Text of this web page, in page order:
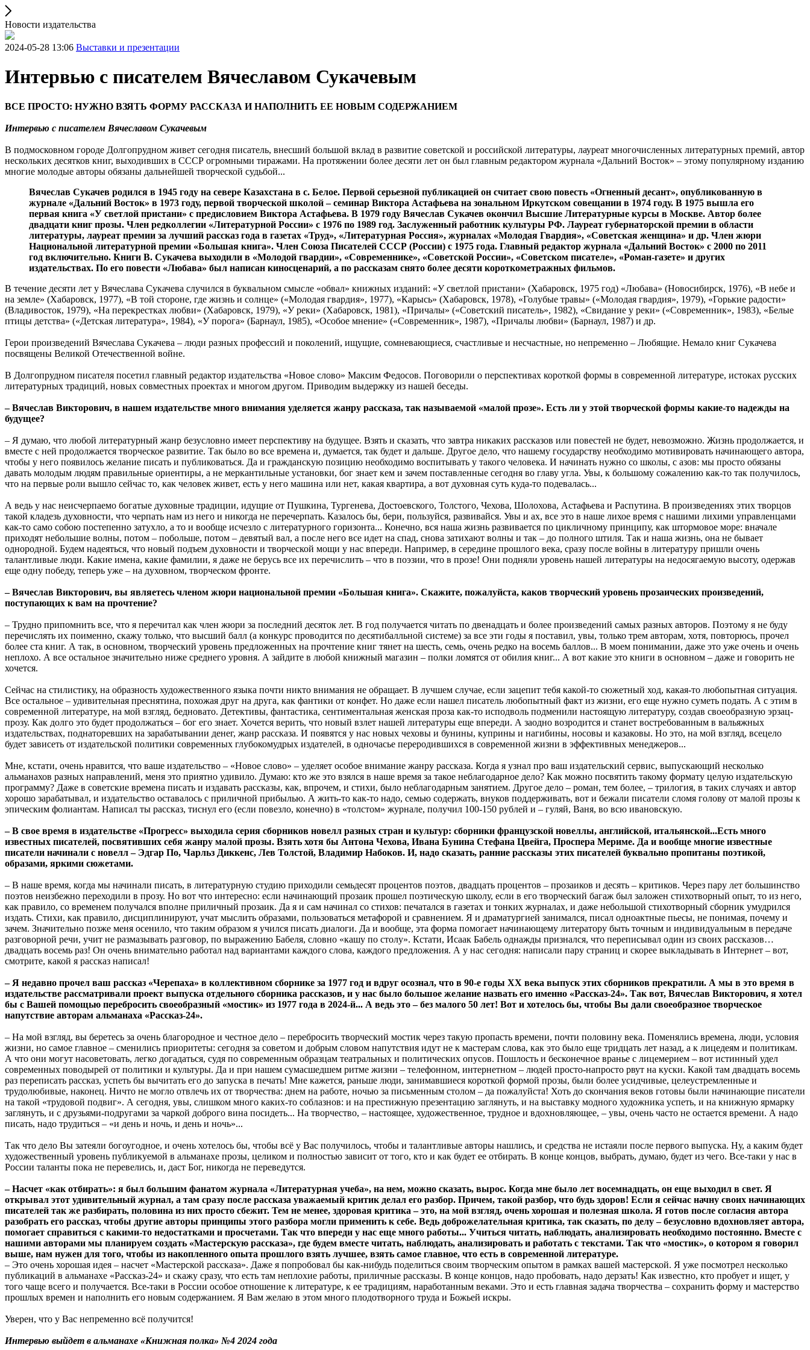
Новости издательства
2024-05-28 13:06 Выставки и презентации
Интервью с писателем Вячеславом Сукачевым
ВСЕ ПРОСТО: НУЖНО ВЗЯТЬ ФОРМУ РАССКАЗА И НАПОЛНИТЬ ЕЕ НОВЫМ СОДЕРЖАНИЕМ
Интервью с писателем Вячеславом Сукачевым
В подмосковном городе Долгопрудном живет сегодня писатель, внесший большой вклад в развитие советской и российской литературы, лауреат многочисленных литературных премий, автор
нескольких десятков книг, выходивших в СССР огромными тиражами. На протяжении более десяти лет он был главным редактором журнала «Дальний Восток» – этому популярному изданию
многие молодые авторы обязаны дальнейшей творческой судьбой...
Вячеслав Сукачев родился в 1945 году на севере Казахстана в с. Белое. Первой серьезной публикацией он считает свою повесть «Огненный десант», опубликованную в
журнале «Дальний Восток» в 1973 году, первой творческой школой – семинар Виктора Астафьева на зональном Иркутском совещании в 1974 году. В 1975 вышла его
первая книга «У светлой пристани» с предисловием Виктора Астафьева. В 1979 году Вячеслав Сукачев окончил Высшие Литературные курсы в Москве. Автор более
двадцати книг прозы. Член редколлегии «Литературной России» с 1976 по 1989 год. Заслуженный работник культуры РФ. Лауреат губернаторской премии в области
литературы, лауреат премии за лучший рассказ года в газетах «Труд», «Литературная Россия», журналах «Молодая Гвардия», «Советская женщина» и др. Член жюри
Национальной литературной премии «Большая книга». Член Союза Писателей СССР (России) с 1975 года. Главный редактор журнала «Дальний Восток» с 2000 по 2011
год включительно. Книги В. Сукачева выходили в «Молодой гвардии», «Современнике», «Советской России», «Советском писателе», «Роман-газете» и других
издательствах. По его повести «Любава» был написан киносценарий, а по рассказам снято более десяти короткометражных фильмов.
В течение десяти лет у Вячеслава Сукачева случился в буквальном смысле «обвал» книжных изданий: «У светлой пристани» (Хабаровск, 1975 год) «Любава» (Новосибирск, 1976), «В небе и
на земле» (Хабаровск, 1977), «В той стороне, где жизнь и солнце» («Молодая гвардия», 1977), «Карысь» (Хабаровск, 1978), «Голубые травы» («Молодая гвардия», 1979), «Горькие радости»
(Владивосток, 1979), «На перекрестках любви» (Хабаровск, 1979), «У реки» (Хабаровск, 1981), «Причалы» («Советский писатель», 1982), «Свидание у реки» («Современник», 1983), «Белые
птицы детства» («Детская литература», 1984), «У порога» (Барнаул, 1985), «Особое мнение» («Современник», 1987), «Причалы любви» (Барнаул, 1987) и др.
Герои произведений Вячеслава Сукачева – люди разных профессий и поколений, ищущие, сомневающиеся, счастливые и несчастные, но непременно – Любящие. Немало книг Сукачева
посвящены Великой Отечественной войне.
В Долгопрудном писателя посетил главный редактор издательства «Новое слово» Максим Федосов. Поговорили о перспективах короткой формы в современной литературе, истоках русских
литературных традиций, новых совместных проектах и многом другом. Приводим выдержку из нашей беседы.
– Вячеслав Викторович, в нашем издательстве много внимания уделяется жанру рассказа, так называемой «малой прозе». Есть ли у этой творческой формы какие-то надежды на
будущее?
– Я думаю, что любой литературный жанр безусловно имеет перспективу на будущее. Взять и сказать, что завтра никаких рассказов или повестей не будет, невозможно. Жизнь продолжается, и
вместе с ней продолжается творческое развитие. Так было во все времена и, думается, так будет и дальше. Другое дело, что нашему государству необходимо мотивировать начинающего автора,
чтобы у него появилось желание писать и публиковаться. Да и гражданскую позицию необходимо воспитывать у такого человека. И начинать нужно со школы, с азов: мы просто обязаны
давать молодым людям правильные ориентиры, а не меркантильные установки, бог знает кем и зачем поставленные сегодня во главу угла. Увы, к большому сожалению как-то так получилось,
что на первые роли вышло сейчас то, как человек живет, есть у него машина или нет, какая квартира, а вот духовная суть куда-то подевалась...
А ведь у нас неисчерпаемо богатые духовные традиции, идущие от Пушкина, Тургенева, Достоевского, Толстого, Чехова, Шолохова, Астафьева и Распутина. В произведениях этих творцов
такой кладезь духовности, что черпать нам из него и никогда не перечерпать. Казалось бы, бери, пользуйся, развивайся. Увы и ах, все это в наше лихое время с нашими лихими управленцами
как-то само собою постепенно затухло, а то и вообще исчезло с литературного горизонта... Конечно, вся наша жизнь развивается по цикличному принципу, как штормовое море: вначале
приходят небольшие волны, потом – побольше, потом – девятый вал, а после него все идет на спад, снова затихают волны и так – до полного штиля. Так и наша жизнь, она не бывает
однородной. Будем надеяться, что новый подъем духовности и творческой мощи у нас впереди. Например, в середине прошлого века, сразу после войны в литературу пришли очень
талантливые люди. Какие имена, какие фамилии, я даже не берусь все их перечислить – что в поэзии, что в прозе! Они подняли уровень нашей литературы на недосягаемую высоту, одержав
еще одну победу, теперь уже – на духовном, творческом фронте.
– Вячеслав Викторович, вы являетесь членом жюри национальной премии «Большая книга». Скажите, пожалуйста, каков творческий уровень прозаических произведений,
поступающих к вам на прочтение?
– Трудно припомнить все, что я перечитал как член жюри за последний десяток лет. В год получается читать по двенадцать и более произведений самых разных авторов. Поэтому я не буду
перечислять их поименно, скажу только, что высший балл (а конкурс проводится по десятибалльной системе) за все эти годы я поставил, увы, только трем авторам, хотя, повторюсь, прочел
более ста книг. А так, в основном, творческий уровень предложенных на прочтение книг тянет на шесть, семь, очень редко на восемь баллов... В моем понимании, даже это уже очень и очень
неплохо. А все остальное значительно ниже среднего уровня. А зайдите в любой книжный магазин – полки ломятся от обилия книг... А вот какие это книги в основном – даже и говорить не
хочется.
Сейчас на стилистику, на образность художественного языка почти никто внимания не обращает. В лучшем случае, если зацепит тебя какой-то сюжетный ход, какая-то любопытная ситуация.
Все остальное – удивительная преснятина, похожая друг на друга, как фантики от конфет. Но даже если нашел писатель любопытный факт из жизни, его еще нужно суметь подать. А с этим в
современной литературе, на мой взгляд, бедновато. Детективы, фантастика, сентиментальная женская проза как-то исподволь подменили настоящую литературу, создав своеобразную эрзац-
прозу. Как долго это будет продолжаться – бог его знает. Хочется верить, что новый взлет нашей литературы еще впереди. А заодно возродится и станет востребованным в вальяжных
издательствах, поднаторевших на зарабатывании денег, жанр рассказа. И появятся у нас новых чеховы и бунины, куприны и нагибины, носовы и казаковы. Но это, на мой взгляд, всецело
будет зависеть от издательской политики современных глубокомудрых издателей, в одночасье переродившихся в современной жизни в эффективных менеджеров...
Мне, кстати, очень нравится, что ваше издательство – «Новое слово» – уделяет особое внимание жанру рассказа. Когда я узнал про ваш издательский сервис, выпускающий несколько
альманахов разных направлений, меня это приятно удивило. Думаю: кто же это взялся в наше время за такое неблагодарное дело? Как можно посвятить такому формату целую издательскую
программу? Даже в советские времена писать и издавать рассказы, как, впрочем, и стихи, было неблагодарным занятием. Другое дело – роман, тем более, – трилогия, в таких случаях и автор
хорошо зарабатывал, и издательство оставалось с приличной прибылью. А жить-то как-то надо, семью содержать, внуков поддерживать, вот и бежали писатели сломя голову от малой прозы к
эпическим фолиантам. Написал ты рассказ, тиснул его (если повезло, конечно) в «толстом» журнале, получил 100-150 рублей и – гуляй, Ваня, во всю ивановскую.
– В свое время в издательстве «Прогресс» выходила серия сборников новелл разных стран и культур: сборники французской новеллы, английской, итальянской...Есть много
известных писателей, посвятивших себя жанру малой прозы. Взять хотя бы Антона Чехова, Ивана Бунина Стефана Цвейга, Проспера Мериме. Да и вообще многие известные
писатели начинали с новелл – Эдгар По, Чарльз Диккенс, Лев Толстой, Владимир Набоков. И, надо сказать, ранние рассказы этих писателей буквально пропитаны поэтикой,
образами, яркими сюжетами.
– В наше время, когда мы начинали писать, в литературную студию приходили семьдесят процентов поэтов, двадцать процентов – прозаиков и десять – критиков. Через пару лет большинство
поэтов неизбежно переходили в прозу. Но вот что интересно: если начинающий прозаик прошел поэтическую школу, если в его творческий багаж был заложен стихотворный опыт, то из него,
как правило, со временем получался вполне приличный прозаик. Да я и сам начинал со стихов: печатался в газетах и тонких журналах, и даже небольшой стихотворный сборник умудрился
издать. Стихи, как правило, дисциплинируют, учат мыслить образами, пользоваться метафорой и сравнением. Я и драматургией занимался, писал одноактные пьесы, не понимая, почему и
зачем. Значительно позже меня осенило, что таким образом я учился писать диалоги. Да и вообще, эта форма помогает начинающему литератору быть точным и индивидуальным в передаче
разговорной речи, учит не размазывать разговор, по выражению Бабеля, словно «кашу по столу». Кстати, Исаак Бабель однажды признался, что переписывал один из своих рассказов…
двадцать восемь раз! Он очень внимательно работал над вариантами каждого слова, каждого предложения. А у нас сегодня: написали пару страниц и скорее выкладывать в Интернет – вот,
смотрите, какой я рассказ написал!
– Я недавно прочел ваш рассказ «Черепаха» в коллективном сборнике за 1977 год и вдруг осознал, что в 90-е годы XX века выпуск этих сборников прекратили. А мы в это время в
издательстве рассматривали проект выпуска отдельного сборника рассказов, и у нас было большое желание назвать его именно «Рассказ-24». Так вот, Вячеслав Викторович, я хотел
бы с Вашей помощью перебросить своеобразный «мостик» из 1977 года в 2024-й... А ведь это – без малого 50 лет! Вот и хотелось бы, чтобы Вы дали своеобразное творческое
напутствие авторам альманаха «Рассказ-24».
– На мой взгляд, вы беретесь за очень благородное и честное дело – перебросить творческий мостик через такую пропасть времени, почти половину века. Поменялись времена, люди, условия
жизни, но самое главное – сменились приоритеты: сегодня за советом и добрым словом напутствия идут не к мастерам слова, как это было еще тридцать лет назад, а к лицедеям и политикам.
А что они могут насоветовать, легко догадаться, судя по современным образцам театральных и политических опусов. Пошлость и бесконечное вранье с лицемерием – вот истинный удел
современных поводырей от политики и культуры. Да и при нашем сумасшедшем ритме жизни – телефонном, интернетном – людей просто-напросто рвут на куски. Какой там двадцать восемь
раз переписать рассказ, успеть бы вычитать его до запуска в печать! Мне кажется, раньше люди, занимавшиеся короткой формой прозы, были более усидчивые, целеустремленные и
трудолюбивые, наконец. Ничто не могло отвлечь их от творчества: днем на работе, ночью за письменным столом – да пожалуйста! Хоть до скончания веков готовы были начинающие писатели
на такой «трудовой подвиг». А сегодня, увы, слишком много каких-то соблазнов: и на престижную презентацию заглянуть, и на выставку модного художника успеть, и на книжную ярмарку
заглянуть, и с друзьями-подругами за чаркой доброго вина посидеть... На творчество, – настоящее, художественное, трудное и вдохновляющее, – увы, очень часто не остается времени. А надо
писать, надо трудиться – «и день и ночь, и день и ночь»...
Так что дело Вы затеяли богоугодное, и очень хотелось бы, чтобы всё у Вас получилось, чтобы и талантливые авторы нашлись, и средства не истаяли после первого выпуска. Ну, а каким будет
художественный уровень публикуемой в альманахе прозы, целиком и полностью зависит от того, кто и как будет ее отбирать. В конце концов, выбрать, думаю, будет из чего. Все-таки у нас в
России таланты пока не перевелись, и, даст Бог, никогда не переведутся.
– Насчет «как отбирать»: я был большим фанатом журнала «Литературная учеба», на нем, можно сказать, вырос. Когда мне было лет восемнадцать, он еще выходил в свет. Я
открывал этот удивительный журнал, а там сразу после рассказа уважаемый критик делал его разбор. Причем, такой разбор, что будь здоров! Если я сейчас начну своих начинающих
писателей так же разбирать, половина из них просто сбежит. Тем не менее, здоровая критика – это, на мой взгляд, очень хорошая и полезная школа. Я готов после согласия автора
разобрать его рассказ, чтобы другие авторы принципы этого разбора могли применить к себе. Ведь доброжелательная критика, так сказать, по делу – безусловно вдохновляет автора,
помогает справиться с какими-то недостатками и просчетами. Так что впереди у нас еще много работы... Учиться читать, наблюдать, анализировать необходимо постоянно. Вместе с
нашими авторами мы планируем создать «Мастерскую рассказа», где будем вместе читать, наблюдать, анализировать и работать с текстами. Так что «мостик», о котором я говорил
выше, нам нужен для того, чтобы из накопленного опыта прошлого взять лучшее, взять самое главное, что есть в современной литературе.
– Это очень хорошая идея – насчет «Мастерской рассказа». Даже я попробовал бы как-нибудь поделиться своим творческим опытом в рамках вашей мастерской. Я уже посмотрел несколько
публикаций в альманахе «Рассказ-24» и скажу сразу, что есть там неплохие работы, приличные рассказы. В конце концов, надо пробовать, надо дерзать! Как известно, кто пробует и ищет, у
того чаще всего и получается. Все-таки в России особое отношение к литературе, к ее традициям, наработанным веками. Это и есть главная задача творчества – сохранить форму и мастерство
прошлых времен и наполнить его новым содержанием. Я Вам желаю в этом много плодотворного труда и Божьей искры.
Уверен, что у Вас непременно всё получится!
Интервью выйдет в альманахе «Книжная полка» №4 2024 года